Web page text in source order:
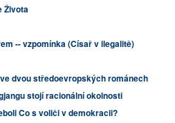
Života
-- vzpomínka (Císař v ilegalitě)
dvou středoevropských románech
stojí racionální okolnosti
Co s voliči v demokracii?